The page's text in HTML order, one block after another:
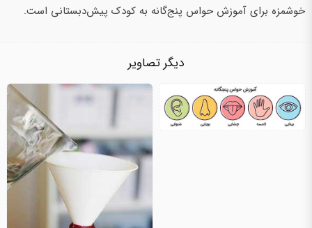
خوشمزه برای آموزش حواس پنج‌گانه به کودک پیش‌دبستانی است.
دیگر تصاویر